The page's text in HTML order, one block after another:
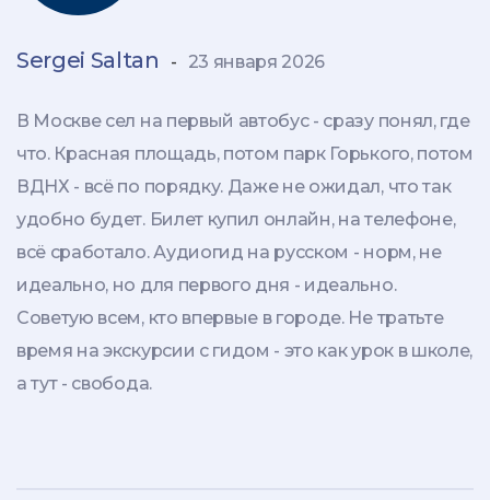
Sergei Saltan - 23 января 2026
В Москве сел на первый автобус - сразу понял, где
что. Красная площадь, потом парк Горького, потом
ВДНХ - всё по порядку. Даже не ожидал, что так
удобно будет. Билет купил онлайн, на телефоне,
всё сработало. Аудиогид на русском - норм, не
идеально, но для первого дня - идеально.
Советую всем, кто впервые в городе. Не тратьте
время на экскурсии с гидом - это как урок в школе,
а тут - свобода.